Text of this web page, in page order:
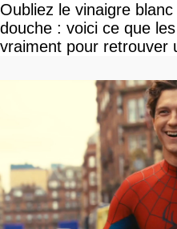
Oubliez le vinaigre
douche : voici ce que
vraiment pour retrouver